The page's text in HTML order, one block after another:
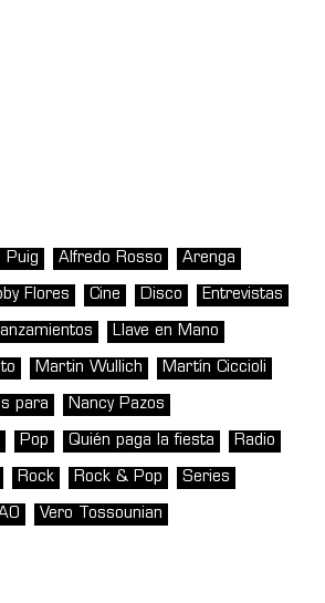
Puig Alfredo Rosso Arenga
Flores Cine Disco Entrevistas
Llave en Mano
Martin Wullich Martín Ciccioli
para Nancy Pazos
Pop Quién paga la fiesta Radio
Rock Rock & Pop Series
Vero Tossounian